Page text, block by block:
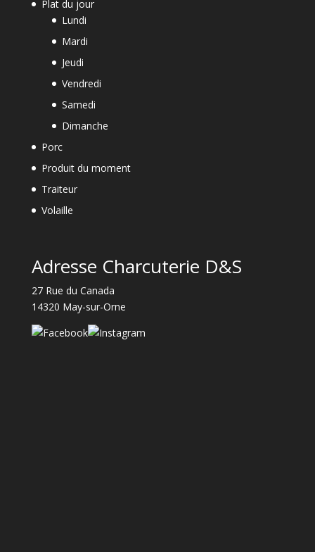
Plat du jour
Lundi
Mardi
Jeudi
Vendredi
Samedi
Dimanche
Porc
Produit du moment
Traiteur
Volaille
Adresse Charcuterie D&S
27 Rue du Canada
14320 May-sur-Orne